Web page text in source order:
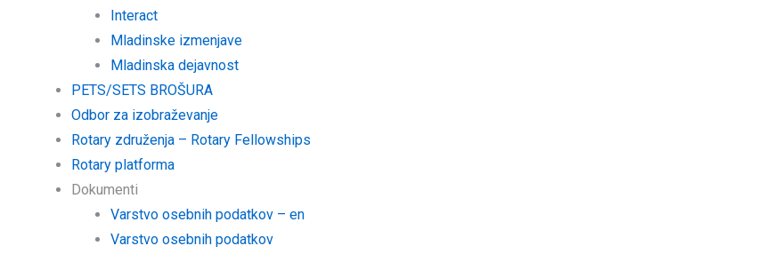
Interact
Mladinske izmenjave
Mladinska dejavnost
PETS/SETS BROŠURA
Odbor za izobraževanje
Rotary združenja – Rotary Fellowships
Rotary platforma
Dokumenti
Varstvo osebnih podatkov – en
Varstvo osebnih podatkov